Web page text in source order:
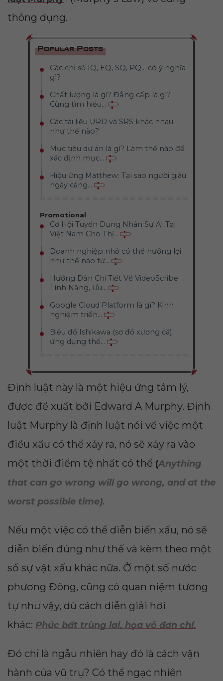
thông dụng.
Popular Posts
Các chỉ số IQ, EQ, SQ, PQ... có ý nghĩa
gì?
Chất lượng là gì? Đẳng cấp là gì?
Cùng tìm hiểu...
Các tài liệu URD và SRS khác nhau
như thế nào?
Mục tiêu dự án là gì? Làm thế nào để
xác định mục...
Hiệu ứng Matthew: Tại sao người giàu
ngày càng...
Promotional
Cơ Hội Tuyển Dụng Nhân Sự AI Tại
Việt Nam Cho Thị...
Doanh nghiệp nhỏ có thể hưởng lợi
như thế nào từ...
Hướng Dẫn Chi Tiết Về VideoScribe:
Tính Năng, Ưu...
Google Cloud Platform là gì? Kinh
nghiệm triển...
Biểu đồ Ishikawa (sơ đồ xương cá)
ứng dụng thế...
Định luật này là một hiệu ứng tâm lý,
được đề xuất bởi Edward A Murphy. Định
luật Murphy là định luật nói về việc một
điều xấu có thể xảy ra, nó sẽ xảy ra vào
một thời điểm tệ nhất có thể (Anything
that can go wrong will go wrong, and at the
worst possible time).
Nếu một việc có thể diễn biến xấu, nó sẽ
diễn biến đúng như thế và kèm theo một
số sự vật xấu khác nữa. Ở một số nước
phương Đông, cũng có quan niệm tương
tự như vậy, dù cách diễn giải hơi
khác: Phúc bất trùng lai, họa vô đơn chí.
Đó chỉ là ngẫu nhiên hay đó là cách vận
hành của vũ trụ? Có thể ngạc nhiên